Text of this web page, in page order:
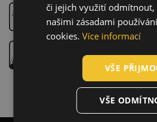
Práce na energetických
Práce na střechách
či jejich využití odmítnout,
našimi zásadami
cookies. Více informací
VŠE
VŠE